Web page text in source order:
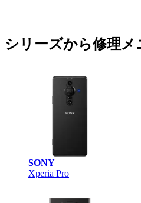
シリーズから修理メ
SONY
Xperia Pro